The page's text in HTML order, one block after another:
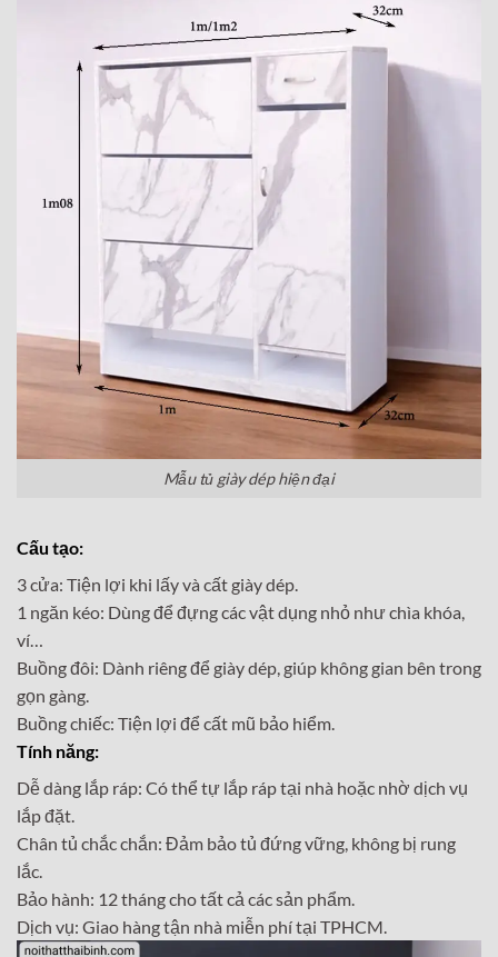
Mẫu tủ giày dép hiện đại
Cấu tạo:
3 cửa: Tiện lợi khi lấy và cất giày dép.
1 ngăn kéo: Dùng để đựng các vật dụng nhỏ như chìa khóa,
ví…
Buồng đôi: Dành riêng để giày dép, giúp không gian bên trong
gọn gàng.
Buồng chiếc: Tiện lợi để cất mũ bảo hiểm.
Tính năng:
Dễ dàng lắp ráp: Có thể tự lắp ráp tại nhà hoặc nhờ dịch vụ
lắp đặt.
Chân tủ chắc chắn: Đảm bảo tủ đứng vững, không bị rung
lắc.
Bảo hành: 12 tháng cho tất cả các sản phẩm.
Dịch vụ: Giao hàng tận nhà miễn phí tại TPHCM.